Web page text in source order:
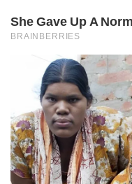
She Gave Up A
BRAINBERRIES